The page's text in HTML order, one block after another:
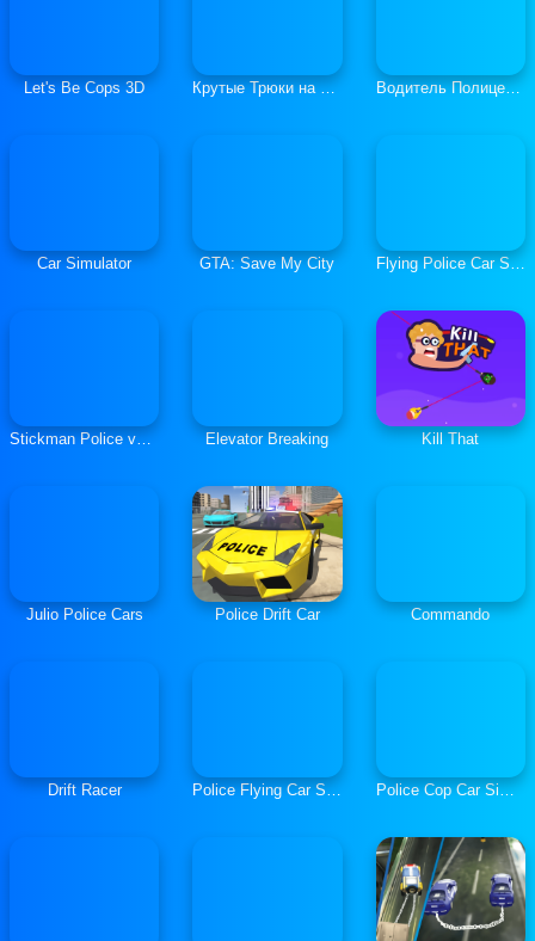
Let's Be Cops 3D Крутые Трюки на Полицейских Автомобилях 3Д Водитель Полицейских Машин: Трюки
Car Simulator GTA: Save My City Flying Police Car Simulator
Stickman Police vs Gangster Street Fight Elevator Breaking Kill That
Julio Police Cars Police Drift Car Commando
Drift Racer Police Flying Car Simulator Police Cop Car Simulator City Missions